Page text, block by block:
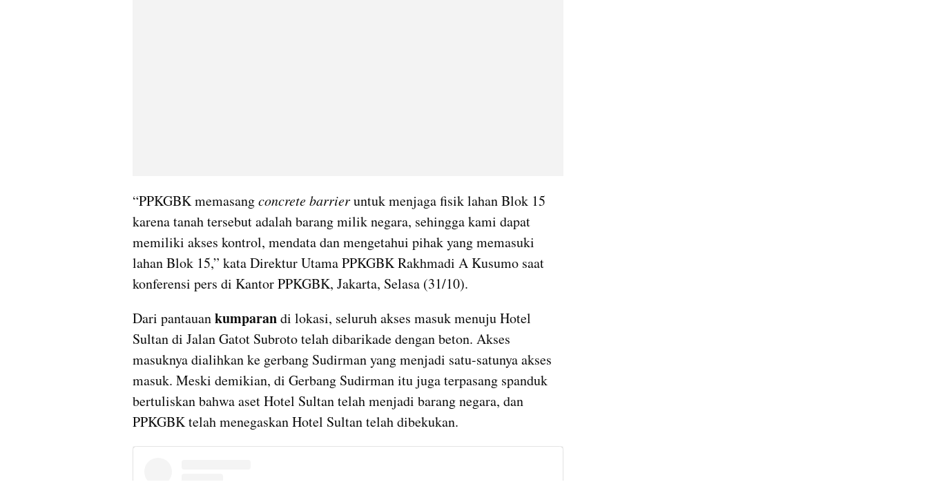
“PPKGBK memasang concrete barrier untuk menjaga fisik lahan Blok 15
karena tanah tersebut adalah barang milik negara, sehingga kami dapat
memiliki akses kontrol, mendata dan mengetahui pihak yang memasuki
lahan Blok 15,” kata Direktur Utama PPKGBK Rakhmadi A Kusumo saat
konferensi pers di Kantor PPKGBK, Jakarta, Selasa (31/10).
Dari pantauan kumparan di lokasi, seluruh akses masuk menuju Hotel
Sultan di Jalan Gatot Subroto telah dibarikade dengan beton. Akses
masuknya dialihkan ke gerbang Sudirman yang menjadi satu-satunya akses
masuk. Meski demikian, di Gerbang Sudirman itu juga terpasang spanduk
bertuliskan bahwa aset Hotel Sultan telah menjadi barang negara, dan
PPKGBK telah menegaskan Hotel Sultan telah dibekukan.